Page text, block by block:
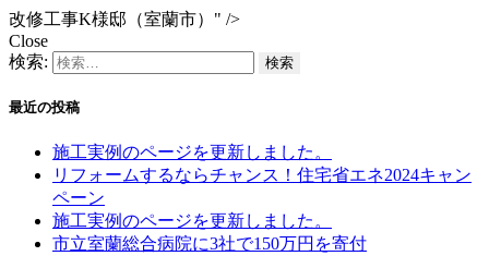
改修工事K様邸（室蘭市）" />
Close
検索:
最近の投稿
施工実例のページを更新しました。
リフォームするならチャンス！住宅省エネ2024キャン
ペーン​
施工実例のページを更新しました。
市立室蘭総合病院に3社で150万円を寄付